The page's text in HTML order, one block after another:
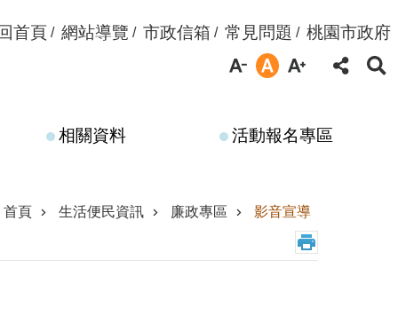
回首頁 網站導覽 市政信箱 常見問題 桃園市政府
相關資料 活動報名專區
首頁
生活便民資訊 廉政專區 影音宣導